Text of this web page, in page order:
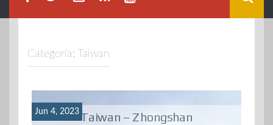
Categoría: Taiwan
Taiwan – Zhongshan
Jun 4, 2023